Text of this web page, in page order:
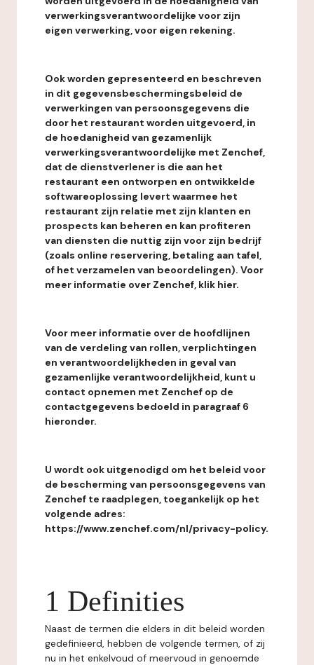
verwerkingsverantwoordelijke voor zijn
eigen verwerking, voor eigen rekening.
Ook worden gepresenteerd en beschreven
in dit gegevensbeschermingsbeleid de
verwerkingen van persoonsgegevens die
door het restaurant worden uitgevoerd, in
de hoedanigheid van gezamenlijk
verwerkingsverantwoordelijke met Zenchef,
dat de dienstverlener is die aan het
restaurant een ontworpen en ontwikkelde
softwareoplossing levert waarmee het
restaurant zijn relatie met zijn klanten en
prospects kan beheren en kan profiteren
van diensten die nuttig zijn voor zijn bedrijf
(zoals online reservering, betaling aan tafel,
of het verzamelen van beoordelingen). Voor
meer informatie over Zenchef, klik hier.
Voor meer informatie over de hoofdlijnen
van de verdeling van rollen, verplichtingen
en verantwoordelijkheden in geval van
gezamenlijke verantwoordelijkheid, kunt u
contact opnemen met Zenchef op de
contactgegevens bedoeld in paragraaf 6
hieronder.
U wordt ook uitgenodigd om het beleid voor
de bescherming van persoonsgegevens van
Zenchef te raadplegen, toegankelijk op het
volgende adres:
https://www.zenchef.com/nl/privacy-policy.
1 Definities
Naast de termen die elders in dit beleid worden
gedefinieerd, hebben de volgende termen, of zij
nu in het enkelvoud of meervoud in genoemde